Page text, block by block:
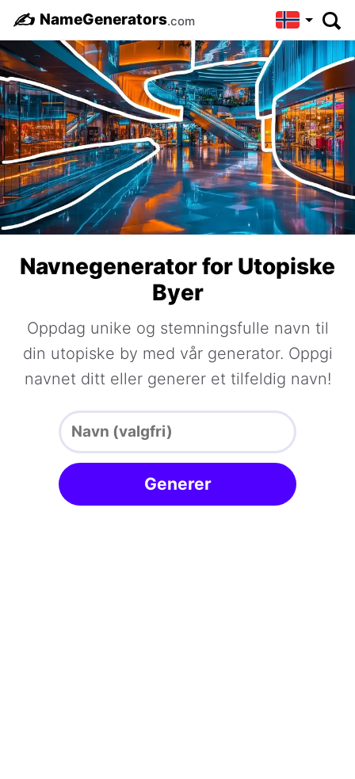
✍️ NameGenerators.com
Navnegenerator for Utopiske
Byer
Oppdag unike og stemningsfulle navn til
din utopiske by med vår generator. Oppgi
navnet ditt eller generer et tilfeldig navn!
Generer